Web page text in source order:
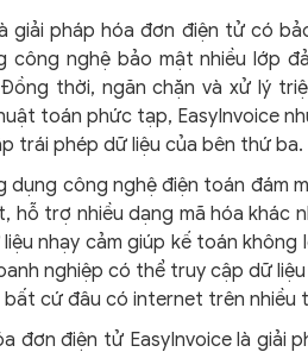
giải pháp hóa đơn điện tử có
công nghệ bảo mật nhiều lớp
thời, ngăn chặn và xử lý
toán phức tạp, EasyInvoice
trái phép dữ liệu của bên thứ ba.
dụng công nghệ điện toán đám
hỗ trợ nhiều dạng mã hóa khác
nhạy cảm giúp kế toán
nghiệp có thể truy cập dữ
bất cứ đâu có internet trên
đơn điện tử EasyInvoice là giải